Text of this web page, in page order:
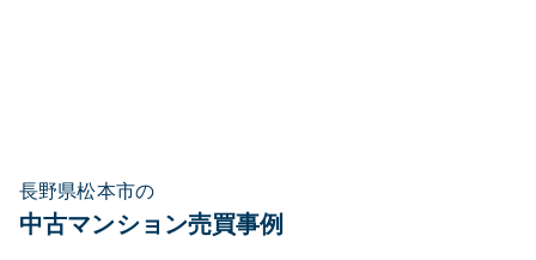
長野県松本市の
中古マンション売買事例